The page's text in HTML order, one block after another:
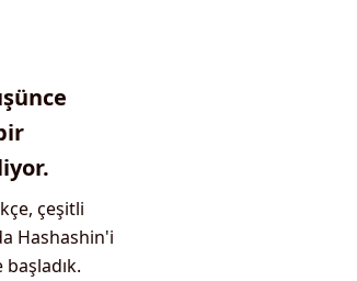
çeşitli
Hashashin'i